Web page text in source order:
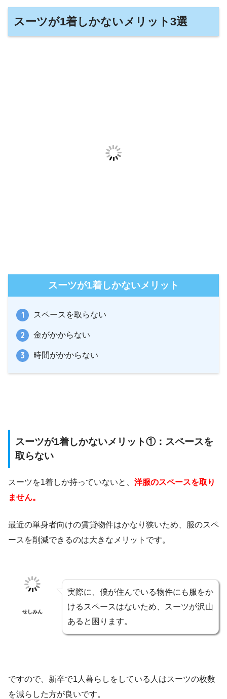
スーツが1着しかないメリット3選
スーツが1着しかないメリット
スペースを取らない
金がかからない
時間がかからない
スーツが1着しかないメリット①：スペースを
取らない
スーツを1着しか持っていないと、 洋服のスペースを取り
ません。
最近の単身者向けの賃貸物件はかなり狭いため、服のスペ
ースを削減できるのは大きなメリットです。
せしみん
実際に、僕が住んでいる物件にも服をか
けるスペースはないため、スーツが沢山
あると困ります。
ですので、新卒で1人暮らしをしている人はスーツの枚数
を減らした方が良いです。